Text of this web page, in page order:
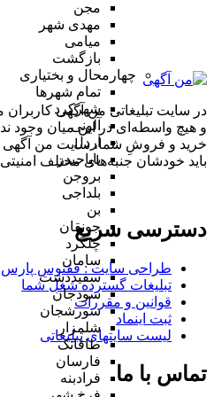
مجن
مهدی شهر
میامی
بازگشت
چهارمحال و بختیاری
تمام شهر‌ها
شهرکرد
آلونی
اردل
باباحیدر
بروجن
بلداجی
بن
جونقان
چلگرد
سامان
سفیددشت
سودجان
سورشجان
شلمزار
طاقانک
فارسان
فرادبنه
در سایت تبلیغاتی من آگهی
و هیچ واسطه‌ای در این میان وجود
خرید و فروشِ شما، سایت من آگهی
باید خودشان جنبه‌های مختلف امنیتی
دسترسی سریع
طراحی سایت :‌ ققنوس پارس
تبلیغات گسترده شغل شما
قوانین و مقررات
ثبت اینماد
لیست سایتهای تبلیغاتی
تماس با ما